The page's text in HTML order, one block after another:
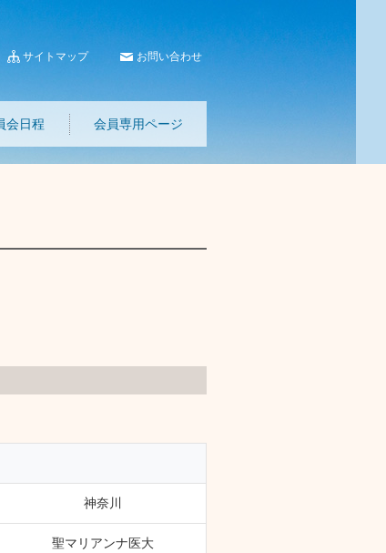
会日程 会員専用ページ
サイトマップ お問い合わせ
神奈川
聖マリアンナ医大